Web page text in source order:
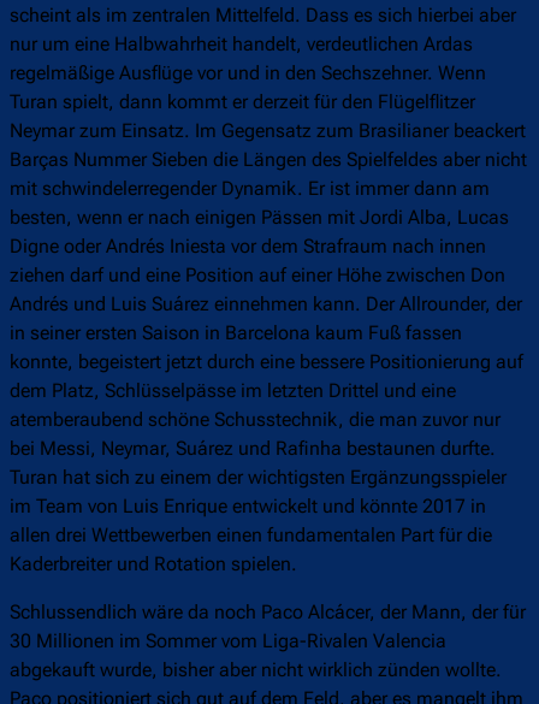
scheint als im zentralen Mittelfeld. Dass es sich hierbei aber
nur um eine Halbwahrheit handelt, verdeutlichen Ardas
regelmäßige Ausflüge vor und in den Sechszehner. Wenn
Turan spielt, dann kommt er derzeit für den Flügelflitzer
Neymar zum Einsatz. Im Gegensatz zum Brasilianer beackert
Barças Nummer Sieben die Längen des Spielfeldes aber nicht
mit schwindelerregender Dynamik. Er ist immer dann am
besten, wenn er nach einigen Pässen mit Jordi Alba, Lucas
Digne oder Andrés Iniesta vor dem Strafraum nach innen
ziehen darf und eine Position auf einer Höhe zwischen Don
Andrés und Luis Suárez einnehmen kann. Der Allrounder, der
in seiner ersten Saison in Barcelona kaum Fuß fassen
konnte, begeistert jetzt durch eine bessere Positionierung auf
dem Platz, Schlüsselpässe im letzten Drittel und eine
atemberaubend schöne Schusstechnik, die man zuvor nur
bei Messi, Neymar, Suárez und Rafinha bestaunen durfte.
Turan hat sich zu einem der wichtigsten Ergänzungsspieler
im Team von Luis Enrique entwickelt und könnte 2017 in
allen drei Wettbewerben einen fundamentalen Part für die
Kaderbreiter und Rotation spielen.
Schlussendlich wäre da noch Paco Alcácer, der Mann, der für
30 Millionen im Sommer vom Liga-Rivalen Valencia
abgekauft wurde, bisher aber nicht wirklich zünden wollte.
Paco positioniert sich gut auf dem Feld, aber es mangelt ihm